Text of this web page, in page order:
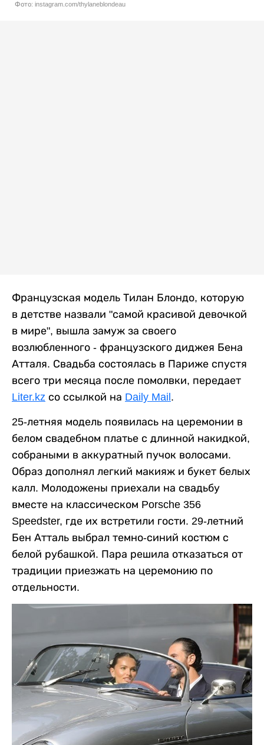
Фото: instagram.com/thylaneblondeau
Французская модель Тилан Блондо, которую
в детстве назвали "самой красивой девочкой
в мире", вышла замуж за своего
возлюбленного - французского диджея Бена
Атталя. Свадьба состоялась в Париже спустя
всего три месяца после помолвки, передает
Liter.kz со ссылкой на Daily Mail .
25-летняя модель появилась на церемонии в
белом свадебном платье с длинной накидкой,
собраными в аккуратный пучок волосами.
Образ дополнял легкий макияж и букет белых
калл. Молодожены приехали на свадьбу
вместе на классическом Porsche 356
Speedster, где их встретили гости. 29-летний
Бен Атталь выбрал темно-синий костюм с
белой рубашкой. Пара решила отказаться от
традиции приезжать на церемонию по
отдельности.